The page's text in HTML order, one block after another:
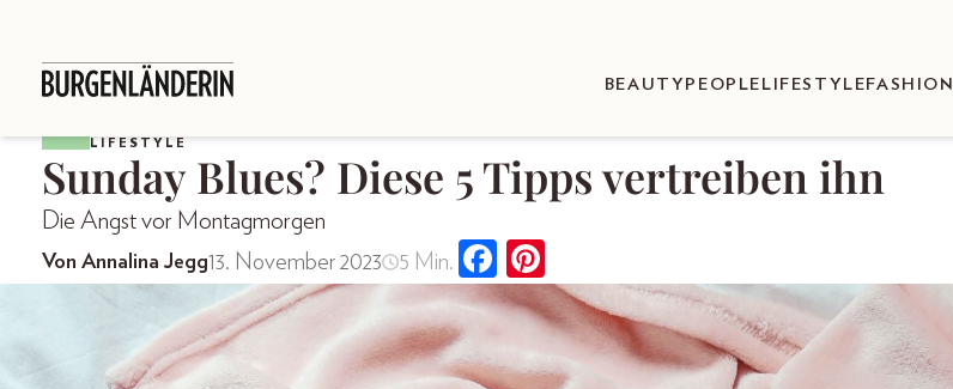
BEAUTY PEOPLE LIFESTYLEFASHION
LIFESTYLE
Sunday Blues? Diese 5 Tipps vertreiben ihn
Die Angst vor Montagmorgen
Von Annalina Jegg13. November 2023 5 Min.